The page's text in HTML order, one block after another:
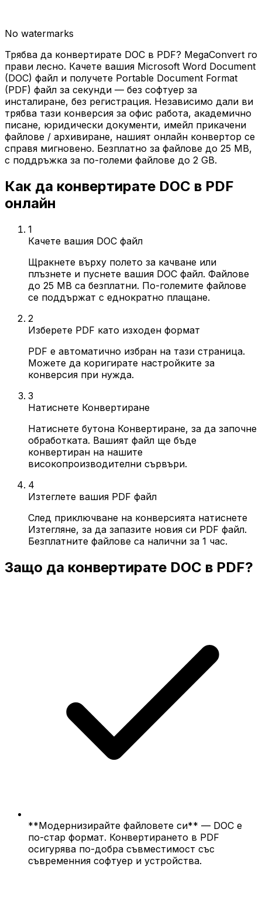
No watermarks
Трябва да конвертирате DOC в PDF? MegaConvert го
прави лесно. Качете вашия Microsoft Word Document
(DOC) файл и получете Portable Document Format
(PDF) файл за секунди — без софтуер за
инсталиране, без регистрация. Независимо дали ви
трябва тази конверсия за офис работа, академично
писане, юридически документи, имейл прикачени
файлове / архивиране, нашият онлайн конвертор се
справя мигновено. Безплатно за файлове до 25 MB,
с поддръжка за по-големи файлове до 2 GB.
Как да конвертирате DOC в PDF
онлайн
1
Качете вашия DOC файл
Щракнете върху полето за качване или
плъзнете и пуснете вашия DOC файл. Файлове
до 25 MB са безплатни. По-големите файлове
се поддържат с еднократно плащане.
2
Изберете PDF като изходен формат
PDF е автоматично избран на тази страница.
Можете да коригирате настройките за
конверсия при нужда.
3
Натиснете Конвертиране
Натиснете бутона Конвертиране, за да започне
обработката. Вашият файл ще бъде
конвертиран на нашите
високопроизводителни сървъри.
4
Изтеглете вашия PDF файл
След приключване на конверсията натиснете
Изтегляне, за да запазите новия си PDF файл.
Безплатните файлове са налични за 1 час.
Защо да конвертирате DOC в PDF?
**Модернизирайте файловете си** — DOC е
по-стар формат. Конвертирането в PDF
осигурява по-добра съвместимост със
съвременния софтуер и устройства.